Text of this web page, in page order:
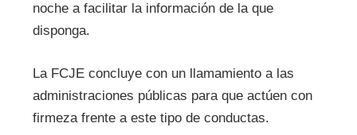
noche a facilitar la información de la que
disponga.
La FCJE concluye con un llamamiento a las
administraciones públicas para que actúen con
firmeza frente a este tipo de conductas.